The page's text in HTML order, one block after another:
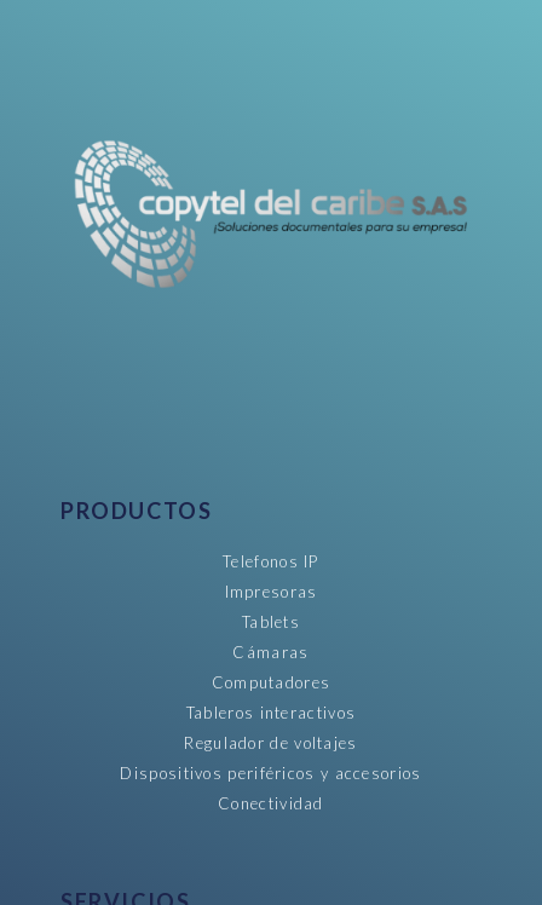
PRODUCTOS
Telefonos IP
Impresoras
Tablets
Cámaras
Computadores
Tableros interactivos
Regulador de voltajes
Dispositivos periféricos y accesorios
Conectividad